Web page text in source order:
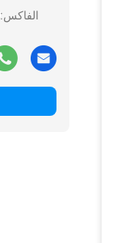
الفاكس: